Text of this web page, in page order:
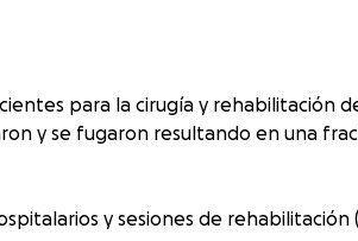
para la cirugía y rehabilitación
y se fugaron resultando en una
y sesiones de rehabilitación